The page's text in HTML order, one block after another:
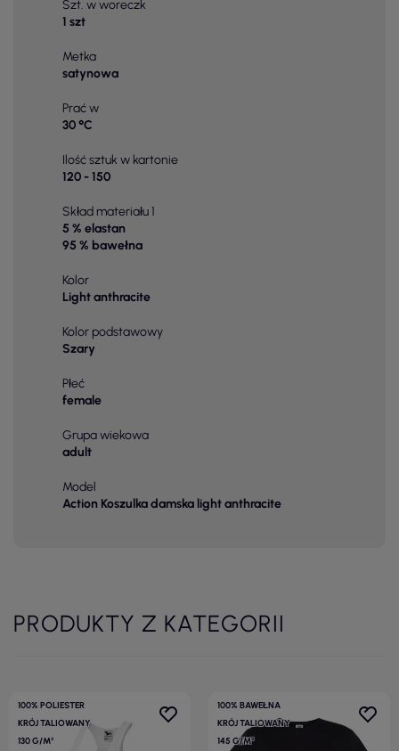
Szt. w woreczk
1 szt
Metka
satynowa
Prać w
30 °C
Ilość sztuk w kartonie
120 - 150
Skład materiału 1
5 % elastan
95 % bawełna
Kolor
Light anthracite
Kolor podstawowy
Szary
Płeć
female
Grupa wiekowa
adult
Model
Action Koszulka damska light anthracite
PRODUKTY Z KATEGORII
100% POLIESTER
KRÓJ TALIOWANY
130 G/M²
100% BAWEŁNA
KRÓJ TALIOWANY
145 G/M²